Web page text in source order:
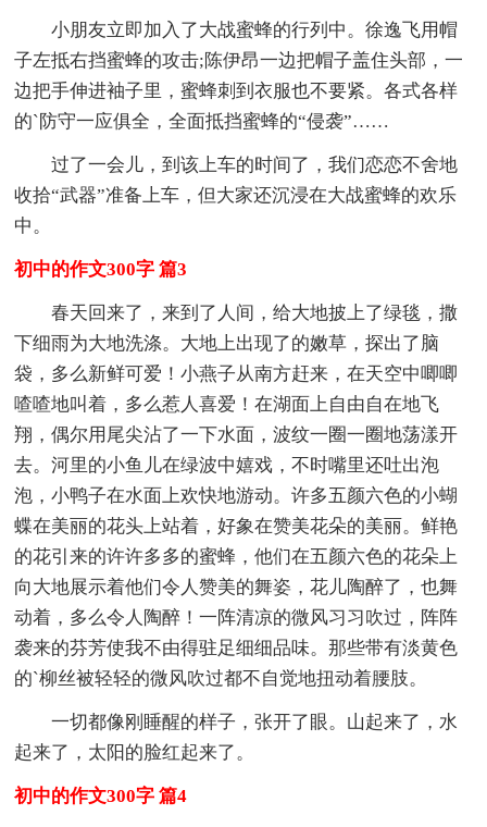
小朋友立即加入了大战蜜蜂的行列中。徐逸飞用帽
子左抵右挡蜜蜂的攻击;陈伊昂一边把帽子盖住头部，一
边把手伸进袖子里，蜜蜂刺到衣服也不要紧。各式各样
的`防守一应俱全，全面抵挡蜜蜂的“侵袭”……
过了一会儿，到该上车的时间了，我们恋恋不舍地
收拾“武器”准备上车，但大家还沉浸在大战蜜蜂的欢乐
中。
初中的作文300字 篇3
春天回来了，来到了人间，给大地披上了绿毯，撒
下细雨为大地洗涤。大地上出现了的嫩草，探出了脑
袋，多么新鲜可爱！小燕子从南方赶来，在天空中唧唧
喳喳地叫着，多么惹人喜爱！在湖面上自由自在地飞
翔，偶尔用尾尖沾了一下水面，波纹一圈一圈地荡漾开
去。河里的小鱼儿在绿波中嬉戏，不时嘴里还吐出泡
泡，小鸭子在水面上欢快地游动。许多五颜六色的小蝴
蝶在美丽的花头上站着，好象在赞美花朵的美丽。鲜艳
的花引来的许许多多的蜜蜂，他们在五颜六色的花朵上
向大地展示着他们令人赞美的舞姿，花儿陶醉了，也舞
动着，多么令人陶醉！一阵清凉的微风习习吹过，阵阵
袭来的芬芳使我不由得驻足细细品味。那些带有淡黄色
的`柳丝被轻轻的微风吹过都不自觉地扭动着腰肢。
一切都像刚睡醒的样子，张开了眼。山起来了，水
起来了，太阳的脸红起来了。
初中的作文300字 篇4